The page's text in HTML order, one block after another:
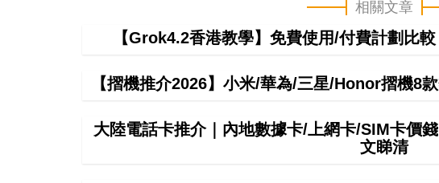
相關文章
【Grok4.2香港教學】免費使用/付費計劃比
【摺機推介2026】小米/華為/三星/Honor摺機8
大陸電話卡推介｜內地數據卡/上網卡/SIM卡價
文睇清